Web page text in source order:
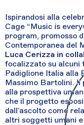
Ispirandosi alla
Cage “Music is
program, promosso
Contemporanea del
Luca Cerizza in
focalizzato su alcuni
Padiglione Italia alla
Massimo Bartolini. Il
alla prospettiva
che il progetto
dall’ascolto come
altri soggetti umani